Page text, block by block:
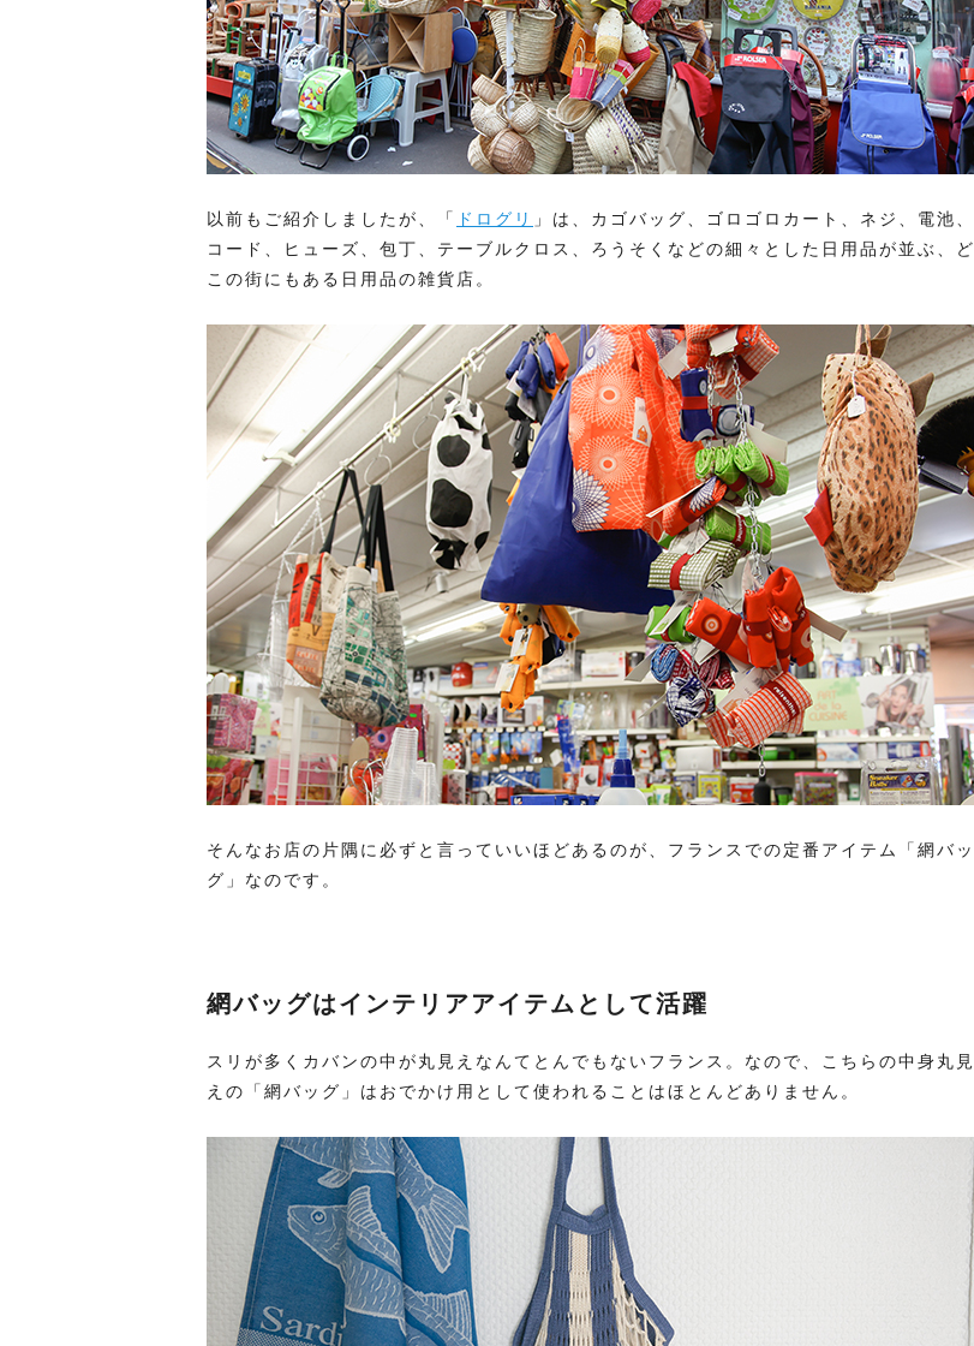
以前もご紹介しましたが、「 ドログリ
」は、カゴバッグ、ゴロゴロカート、ネジ、電池、
コード、ヒューズ、包丁、テーブルクロス、ろうそくなどの細々とした日用品が並ぶ、ど
この街にもある日用品の雑貨店。
そんなお店の片隅に必ずと言っていいほどあるのが、フランスでの定番アイテム「網バッ
グ」なのです。
網バッグはインテリアアイテムとして活躍
スリが多くカバンの中が丸見えなんてとんでもないフランス。なので、こちらの中身丸見
えの「網バッグ」はおでかけ用として使われることはほとんどありません。